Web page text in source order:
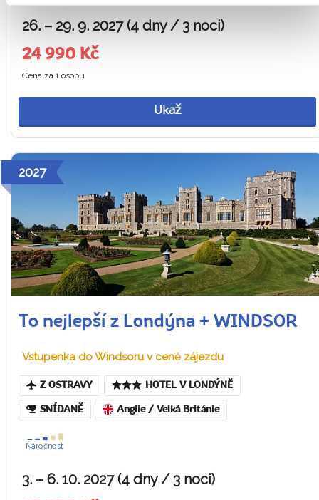
26. – 29. 9. 2027 (4 dny / 3 noci)
24 990 Kč
Cena za 1 osobu
Ukaž
2027
To nejlepší z Londýna + WINDSOR
Vstupenka do Windsoru v ceně zájezdu
Z OSTRAVY HOTEL V LONDÝNĚ
SNÍDANĚ Anglie / Velká Británie
Náročnost
3. – 6. 10. 2027 (4 dny / 3 noci)